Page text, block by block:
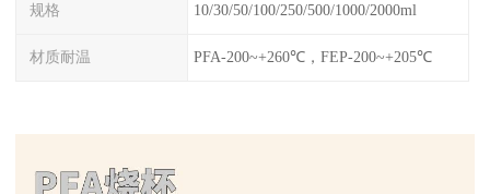
规格 10/30/50/100/250/500/1000/2000ml
材质耐温 PFA-200~+260℃，FEP-200~+205℃